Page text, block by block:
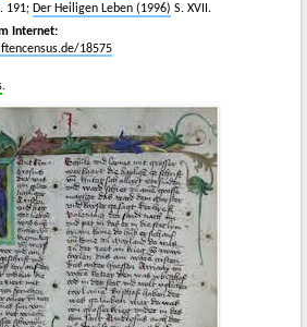
191; Der Heiligen Leben (1996) S. XVII.
Internet:
18575
.